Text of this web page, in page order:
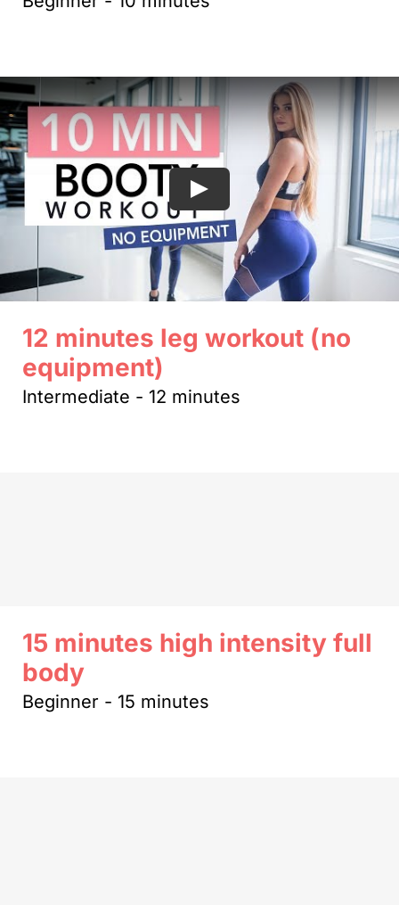
Play
12 minutes leg workout (no
equipment)
Intermediate - 12 minutes
15 minutes high intensity full
body
Beginner - 15 minutes